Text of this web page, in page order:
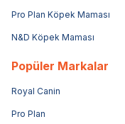
Pro Plan Köpek Maması
N&D Köpek Maması
Popüler Markalar
Royal Canin
Pro Plan